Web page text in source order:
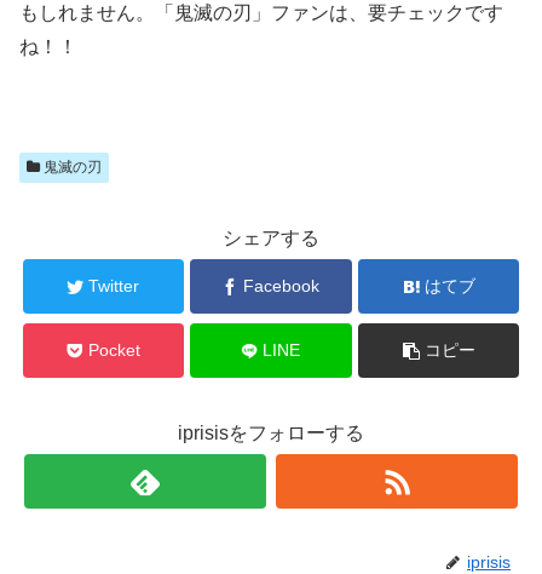
もしれません。「鬼滅の刃」ファンは、要チェックです
ね！！
鬼滅の刃
シェアする
Twitter Facebook はてブ
Pocket LINE コピー
iprisisをフォローする
iprisis